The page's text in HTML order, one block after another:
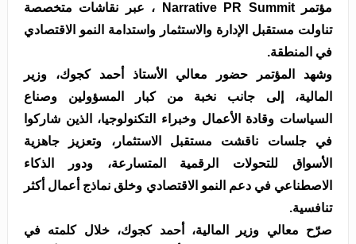
مؤتمر Narrative PR Summit ، عبر نقاشات متخصصة
تناولت مستقبل الإدارة والاستثمار واستدامة النمو الاقتصادي
في المنطقة.
وشهد المؤتمر حضور معالي الأستاذ أحمد كجوك، وزير
المالية، إلى جانب نخبة من كبار المسؤولين وصناع
السياسات وقادة الأعمال وخبراء التكنولوجيا، الذين شاركوا
في جلسات ناقشت مستقبل الاستثمار، وتعزيز جاهزية
الأسواق للتحولات الرقمية المتسارعة، ودور الذكاء
الاصطناعي في دعم النمو الاقتصادي وخلق نماذج أعمال أكثر
تنافسية.
صرّح معالي وزير المالية، أحمد كجوك، خلال كلمته في